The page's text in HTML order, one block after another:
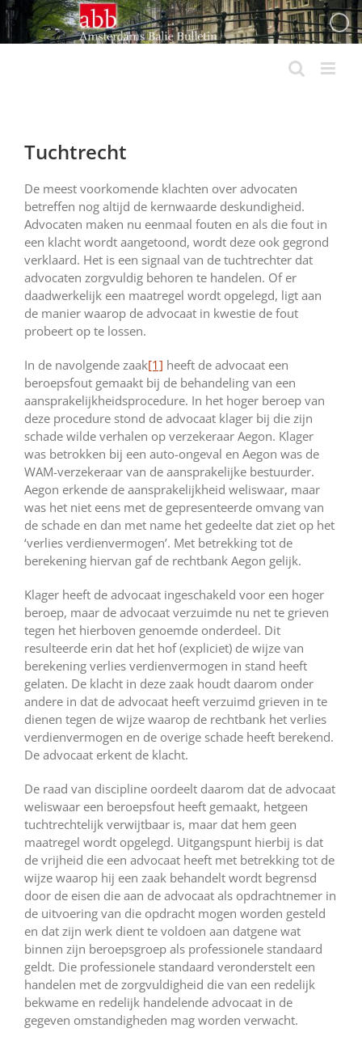
Ga
naar
inhoud
Tuchtrecht
De meest voorkomende klachten over advocaten
betreffen nog altijd de kernwaarde deskundigheid.
Advocaten maken nu eenmaal fouten en als die fout in
een klacht wordt aangetoond, wordt deze ook gegrond
verklaard. Het is een signaal van de tuchtrechter dat
advocaten zorgvuldig behoren te handelen. Of er
daadwerkelijk een maatregel wordt opgelegd, ligt aan
de manier waarop de advocaat in kwestie de fout
probeert op te lossen.
In de navolgende zaak[1] heeft de advocaat een
beroepsfout gemaakt bij de behandeling van een
aansprakelijkheidsprocedure. In het hoger beroep van
deze procedure stond de advocaat klager bij die zijn
schade wilde verhalen op verzekeraar Aegon. Klager
was betrokken bij een auto-ongeval en Aegon was de
WAM-verzekeraar van de aansprakelijke bestuurder.
Aegon erkende de aansprakelijkheid weliswaar, maar
was het niet eens met de gepresenteerde omvang van
de schade en dan met name het gedeelte dat ziet op het
‘verlies verdienvermogen’. Met betrekking tot de
berekening hiervan gaf de rechtbank Aegon gelijk.
Klager heeft de advocaat ingeschakeld voor een hoger
beroep, maar de advocaat verzuimde nu net te grieven
tegen het hierboven genoemde onderdeel. Dit
resulteerde erin dat het hof (expliciet) de wijze van
berekening verlies verdienvermogen in stand heeft
gelaten. De klacht in deze zaak houdt daarom onder
andere in dat de advocaat heeft verzuimd grieven in te
dienen tegen de wijze waarop de rechtbank het verlies
verdienvermogen en de overige schade heeft berekend.
De advocaat erkent de klacht.
De raad van discipline oordeelt daarom dat de advocaat
weliswaar een beroepsfout heeft gemaakt, hetgeen
tuchtrechtelijk verwijtbaar is, maar dat hem geen
maatregel wordt opgelegd. Uitgangspunt hierbij is dat
de vrijheid die een advocaat heeft met betrekking tot de
wijze waarop hij een zaak behandelt wordt begrensd
door de eisen die aan de advocaat als opdrachtnemer in
de uitvoering van die opdracht mogen worden gesteld
en dat zijn werk dient te voldoen aan datgene wat
binnen zijn beroepsgroep als professionele standaard
geldt. Die professionele standaard veronderstelt een
handelen met de zorgvuldigheid die van een redelijk
bekwame en redelijk handelende advocaat in de
gegeven omstandigheden mag worden verwacht.